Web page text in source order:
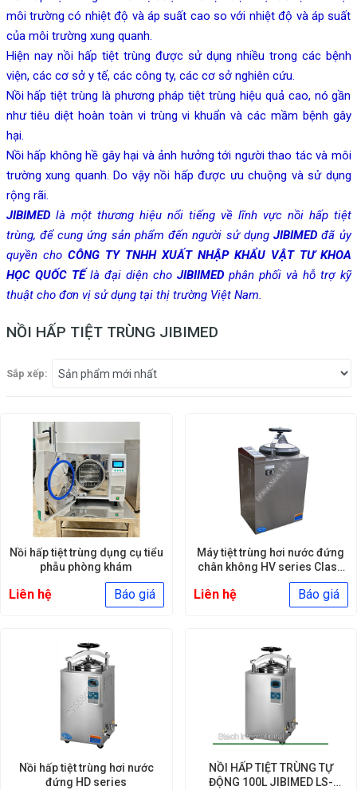
môi trường có nhiệt độ và áp suất cao so với nhiệt độ và áp suất
của môi trường xung quanh.
Hiện nay nồi hấp tiệt trùng được sử dụng nhiều trong các bệnh
viện, các cơ sở y tế, các công ty, các cơ sở nghiên cứu.
Nồi hấp tiệt trùng là phương pháp tiệt trùng hiệu quả cao, nó gần
như tiêu diệt hoàn toàn vi trùng vi khuẩn và các mầm bệnh gây
hại.
Nồi hấp không hề gây hại và ảnh hưởng tới người thao tác và môi
trường xung quanh. Do vậy nồi hấp được ưu chuộng và sử dụng
rộng rãi.
JIBIMEDlà một thương hiệu nổi tiếng về lĩnh vực nồi hấp tiệt
trùng, để cung ứng sản phẩm đến người sử dụng JIBIMED đã ủy
quyền cho CÔNG TY TNHH XUẤT NHẬP KHẨU VẬT TƯ KHOA
HỌC QUỐC TẾlà đại diện choJIBIIMED phân phối và hỗ trợ kỹ
thuật cho đơn vị sử dụng tại thị trường Việt Nam.
NỒI HẤP TIỆT TRÙNG JIBIMED
Sắp xếp:
Nồi hấp tiệt trùng dụng cụ tiểu
phẫu phòng khám
Liên hệ Báo giá
Máy tiệt trùng hơi nước đứng
chân không HV series Class
Liên hệ Báo giá
Nồi hấp tiệt trùng hơi nước
đứng HD series
NỒI HẤP TIỆT TRÙNG TỰ
ĐỘNG 100L JIBIMED LS-